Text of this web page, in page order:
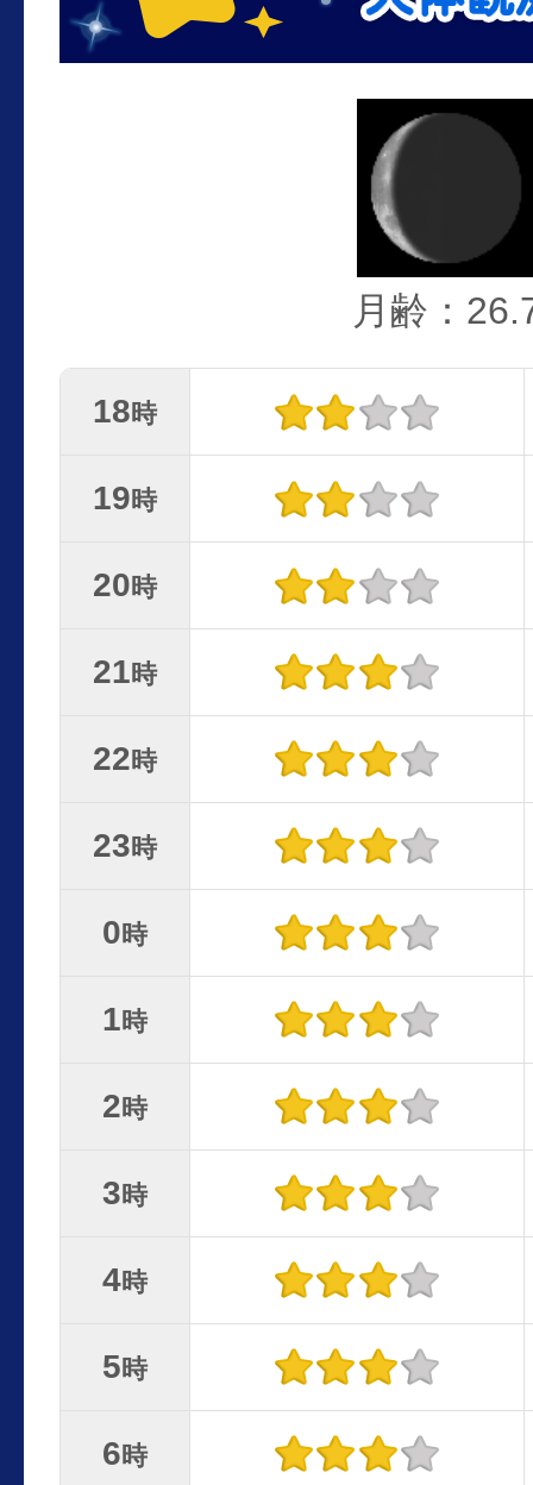
月齢：
18時
19時
20時
21時
22時
23時
0時
1時
2時
3時
4時
5時
6時